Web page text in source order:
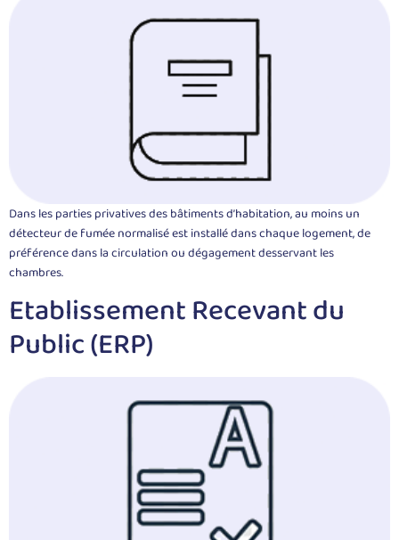
Dans les parties privatives des bâtiments d’habitation, au moins un
détecteur de fumée normalisé est installé dans chaque logement, de
préférence dans la circulation ou dégagement desservant les
chambres.
Etablissement Recevant du
Public (ERP)